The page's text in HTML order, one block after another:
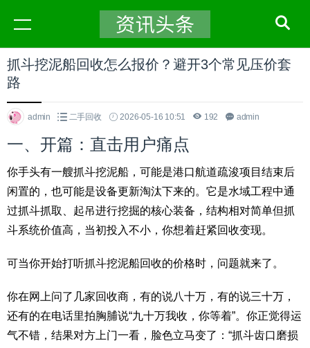
抓斗挖泥船回收怎么报价？避开3个常见压价套
路
admin 二手回收 2026-05-16 10:51 192 admin
一、开篇：直击用户痛点
你手头有一艘抓斗挖泥船，可能是港口航道疏浚项目结束后
闲置的，也可能是设备更新淘汰下来的。它是水域工程中通
过抓斗抓取、起吊进行挖掘的核心装备，结构相对简单但抓
斗系统价值高，当初投入不小，你想着赶紧回收变现。
可当你开始打听抓斗挖泥船回收的价格时，问题就来了。
你在网上问了几家回收商，有的说八十万，有的说三十万，
还有的在电话里拍胸脯说“九十万我收，你等着”。你正觉得运
气不错，结果对方上门一看，脸色立马变了：“抓斗齿口磨损